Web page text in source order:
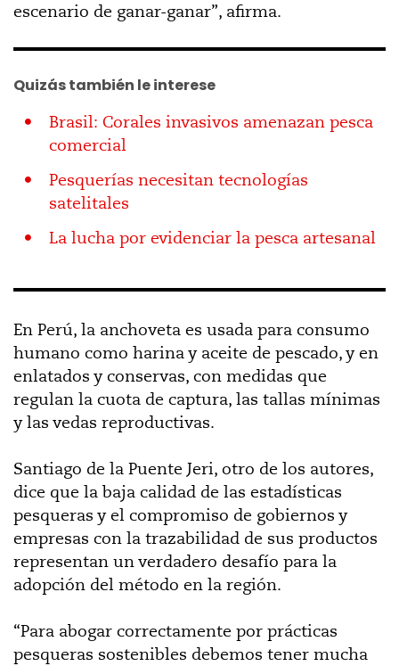
escenario de ganar-ganar”, afirma.
Quizás también le interese
Brasil: Corales invasivos amenazan pesca
comercial
Pesquerías necesitan tecnologías
satelitales
La lucha por evidenciar la pesca artesanal
En Perú, la anchoveta es usada para consumo
humano como harina y aceite de pescado, y en
enlatados y conservas, con medidas que
regulan la cuota de captura, las tallas mínimas
y las vedas reproductivas.
Santiago de la Puente Jeri, otro de los autores,
dice que la baja calidad de las estadísticas
pesqueras y el compromiso de gobiernos y
empresas con la trazabilidad de sus productos
representan un verdadero desafío para la
adopción del método en la región.
“Para abogar correctamente por prácticas
pesqueras sostenibles debemos tener mucha